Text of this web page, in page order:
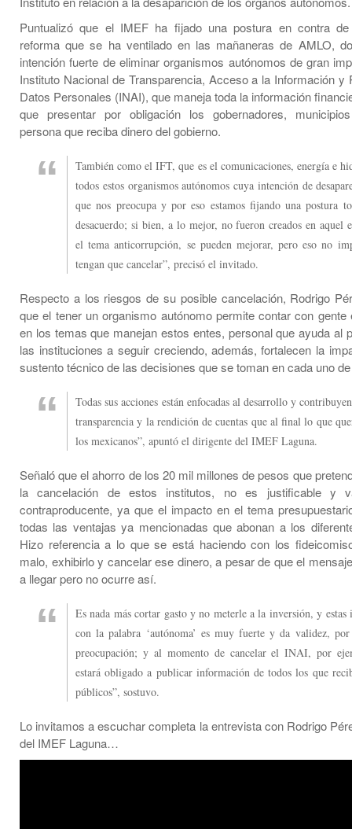
Puntualizó que el IMEF ha fijado una postura en contra
reforma que se ha ventilado en las mañaneras de AMLO,
intención fuerte de eliminar organismos autónomos de gran
Instituto Nacional de Transparencia, Acceso a la Información y
Datos Personales (INAI), que maneja toda la información
que presentar por obligación los gobernadores,
persona que reciba dinero del gobierno.
También como el IFT, que es el comunicaciones, energía e
todos estos organismos autónomos cuya intención de
que nos preocupa y por eso estamos fijando una postura
desacuerdo; si bien, a lo mejor, no fueron creados en aquel
el tema anticorrupción, se pueden mejorar, pero eso no
tengan que cancelar”, precisó el invitado.
Respecto a los riesgos de su posible cancelación, Rodrigo
que el tener un organismo autónomo permite contar con gente
en los temas que manejan estos entes, personal que ayuda al
las instituciones a seguir creciendo, además, fortalecen la
sustento técnico de las decisiones que se toman en cada uno
Todas sus acciones están enfocadas al desarrollo y
transparencia y la rendición de cuentas que al final lo que
los mexicanos”, apuntó el dirigente del IMEF Laguna.
Señaló que el ahorro de los 20 mil millones de pesos que
la cancelación de estos institutos, no es justificable y
contraproducente, ya que el impacto en el tema
todas las ventajas ya mencionadas que abonan a los
Hizo referencia a lo que se está haciendo con los
malo, exhibirlo y cancelar ese dinero, a pesar de que el
a llegar pero no ocurre así.
Es nada más cortar gasto y no meterle a la inversión, y estas
con la palabra ‘autónoma’ es muy fuerte y da validez, por
preocupación; y al momento de cancelar el INAI, por
estará obligado a publicar información de todos los que
públicos”, sostuvo.
Lo invitamos a escuchar completa la entrevista con Rodrigo
del IMEF Laguna…